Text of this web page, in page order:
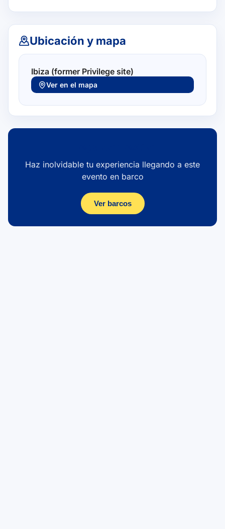
Ubicación y mapa
Ibiza (former Privilege site)
Ver en el mapa
Haz inolvidable tu experiencia llegando a este
evento en barco
Ver barcos